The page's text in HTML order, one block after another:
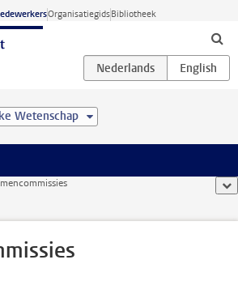
OrganisatiegidsBibliotheek
Wetenschap